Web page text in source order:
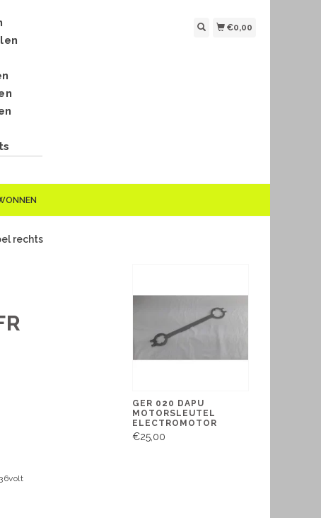
€0,00
rechts
GER 020 DAPU
MOTORSLEUTEL
ELECTROMOTOR
€25,00